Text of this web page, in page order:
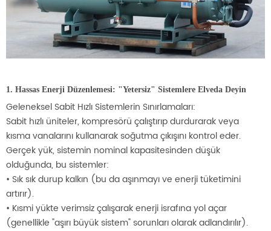
1. Hassas Enerji Düzenlemesi: "Yetersiz" Sistemlere Elveda Deyin
Geleneksel Sabit Hızlı Sistemlerin Sınırlamaları:
Sabit hızlı üniteler, kompresörü çalıştırıp durdurarak veya
kısma vanalarını kullanarak soğutma çıkışını kontrol eder.
Gerçek yük, sistemin nominal kapasitesinden düşük
olduğunda, bu sistemler:
• Sık sık durup kalkın (bu da aşınmayı ve enerji tüketimini
artırır).
• Kısmi yükte verimsiz çalışarak enerji israfına yol açar
(genellikle "aşırı büyük sistem" sorunları olarak adlandırılır).